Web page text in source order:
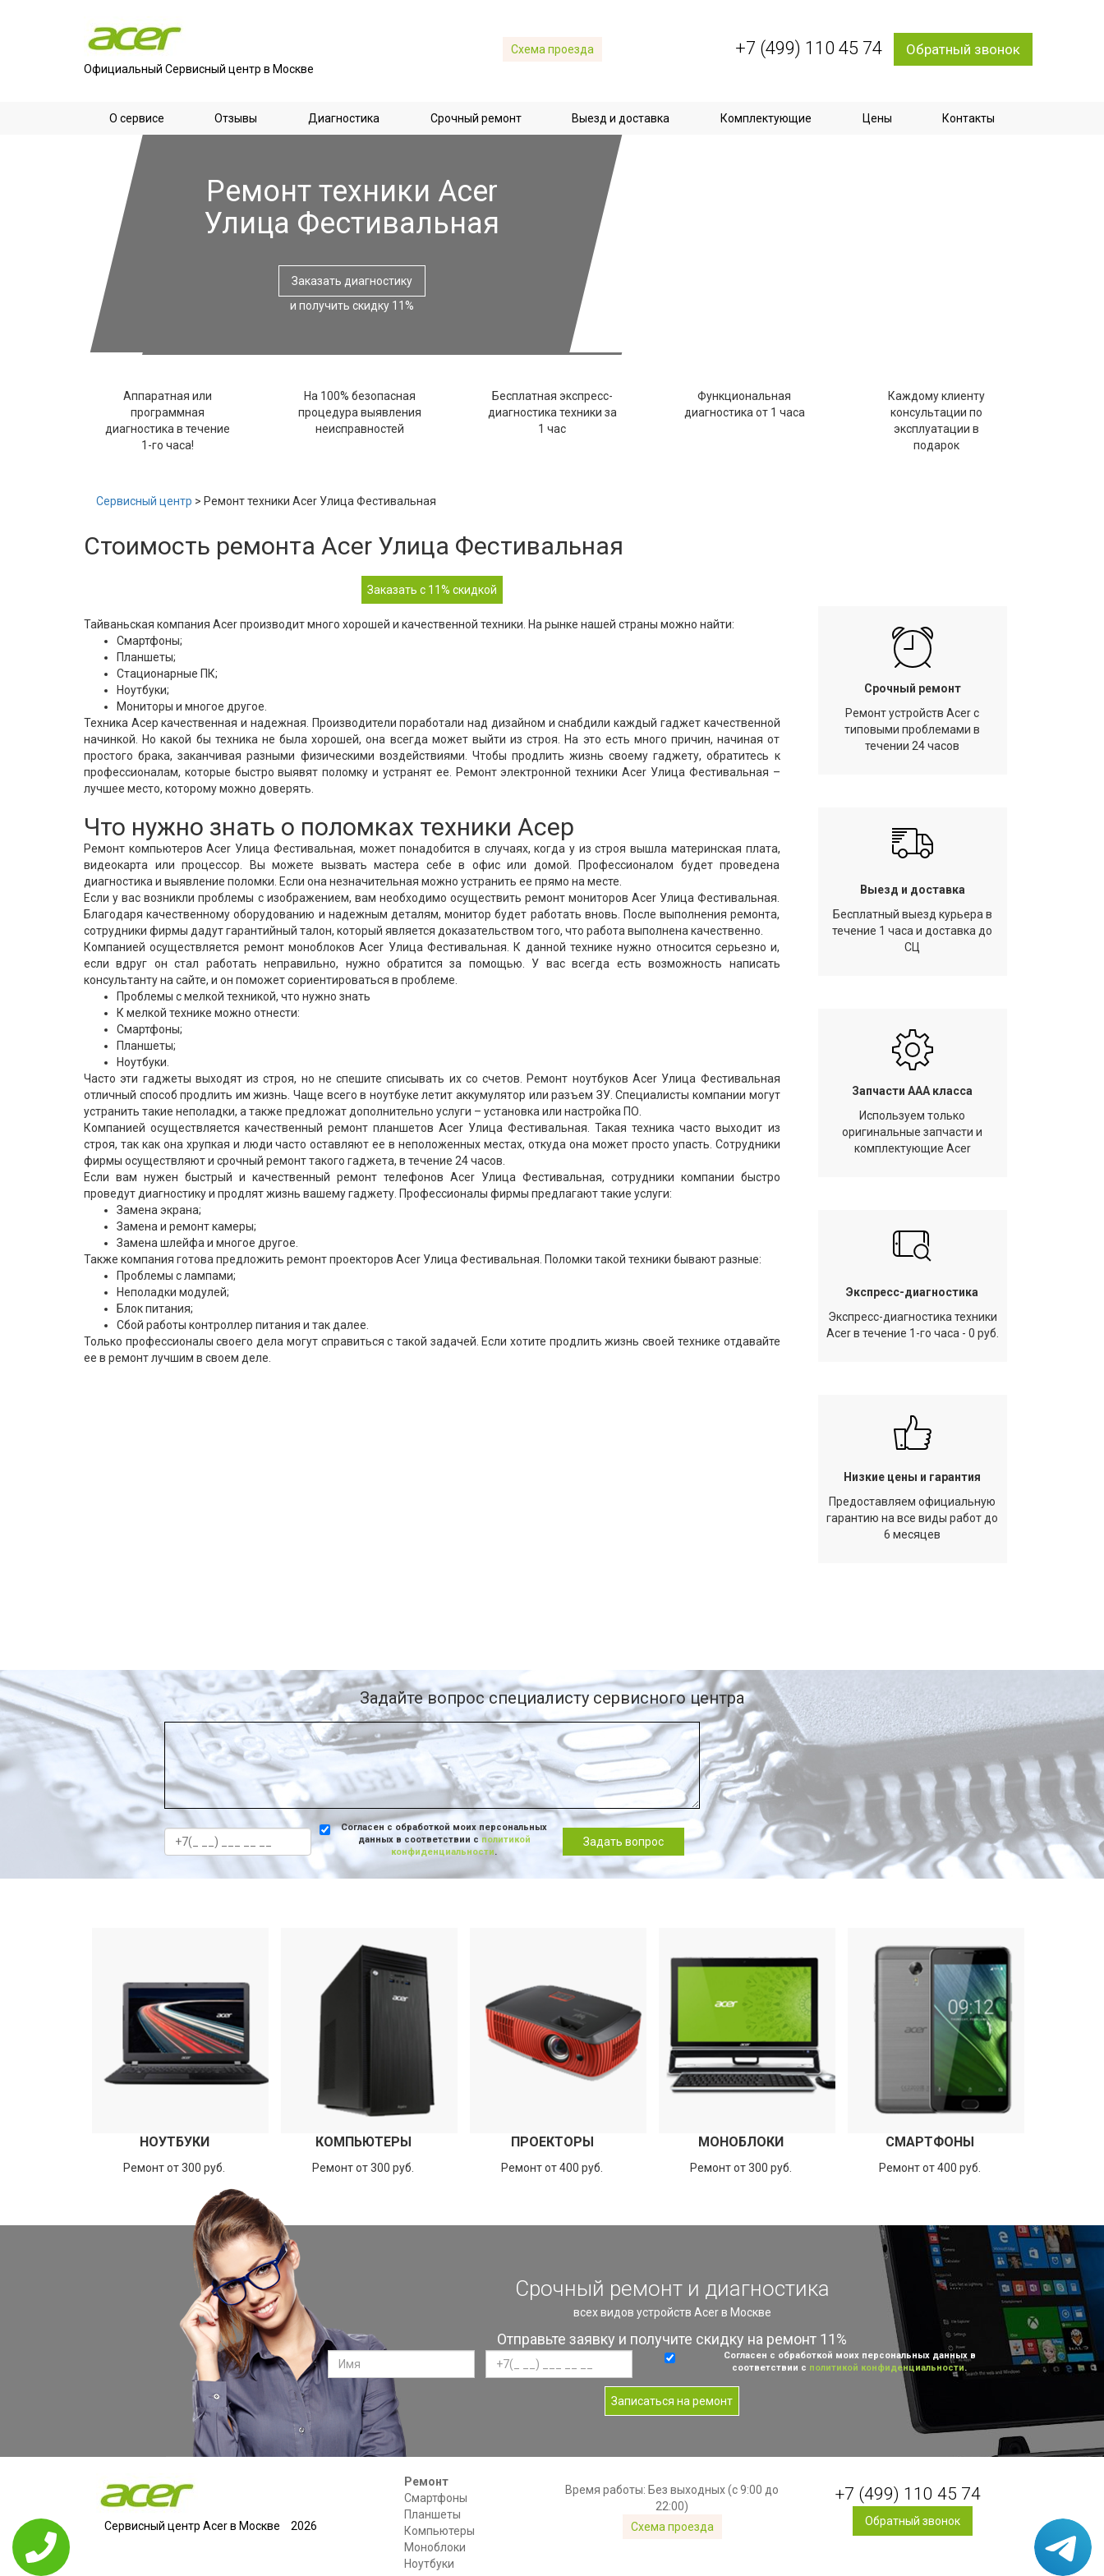
Официальный Сервисный центр в Москве
Схема проезда +7 (499) 110 45 74 Обратный звонок
О сервисе Отзывы Диагностика Срочный ремонт Выезд и доставка Комплектующие Цены Контакты
Ремонт техники Acer
Улица Фестивальная
Заказать диагностику
и получить скидку 11%
Аппаратная или
программная
диагностика в течение
1-го часа!
На 100% безопасная
процедура выявления
неисправностей
Бесплатная экспресс-
диагностика техники за
1 час
Функциональная
диагностика от 1 часа
Каждому клиенту
консультации по
эксплуатации в
подарок
Сервисный центр > Ремонт техники Acer Улица Фестивальная
Стоимость ремонта Acer Улица Фестивальная
Заказать с 11% скидкой
Тайваньская компания Acer производит много хорошей и качественной техники. На рынке нашей страны можно найти:
Смартфоны;
Планшеты;
Стационарные ПК;
Ноутбуки;
Мониторы и многое другое.
Техника Асер качественная и надежная. Производители поработали над дизайном и снабдили каждый гаджет качественной
начинкой. Но какой бы техника не была хорошей, она всегда может выйти из строя. На это есть много причин, начиная от
простого брака, заканчивая разными физическими воздействиями. Чтобы продлить жизнь своему гаджету, обратитесь к
профессионалам, которые быстро выявят поломку и устранят ее. Ремонт электронной техники Acer Улица Фестивальная –
лучшее место, которому можно доверять.
Что нужно знать о поломках техники Асер
Ремонт компьютеров Acer Улица Фестивальная, может понадобится в случаях, когда у из строя вышла материнская плата,
видеокарта или процессор. Вы можете вызвать мастера себе в офис или домой. Профессионалом будет проведена
диагностика и выявление поломки. Если она незначительная можно устранить ее прямо на месте.
Если у вас возникли проблемы с изображением, вам необходимо осуществить ремонт мониторов Acer Улица Фестивальная.
Благодаря качественному оборудованию и надежным деталям, монитор будет работать вновь. После выполнения ремонта,
сотрудники фирмы дадут гарантийный талон, который является доказательством того, что работа выполнена качественно.
Компанией осуществляется ремонт моноблоков Acer Улица Фестивальная. К данной технике нужно относится серьезно и,
если вдруг он стал работать неправильно, нужно обратится за помощью. У вас всегда есть возможность написать
консультанту на сайте, и он поможет сориентироваться в проблеме.
Проблемы с мелкой техникой, что нужно знать
К мелкой технике можно отнести:
Смартфоны;
Планшеты;
Ноутбуки.
Часто эти гаджеты выходят из строя, но не спешите списывать их со счетов. Ремонт ноутбуков Acer Улица Фестивальная
отличный способ продлить им жизнь. Чаще всего в ноутбуке летит аккумулятор или разъем ЗУ. Специалисты компании могут
устранить такие неполадки, а также предложат дополнительно услуги – установка или настройка ПО.
Компанией осуществляется качественный ремонт планшетов Acer Улица Фестивальная. Такая техника часто выходит из
строя, так как она хрупкая и люди часто оставляют ее в неположенных местах, откуда она может просто упасть. Сотрудники
фирмы осуществляют и срочный ремонт такого гаджета, в течение 24 часов.
Если вам нужен быстрый и качественный ремонт телефонов Acer Улица Фестивальная, сотрудники компании быстро
проведут диагностику и продлят жизнь вашему гаджету. Профессионалы фирмы предлагают такие услуги:
Замена экрана;
Замена и ремонт камеры;
Замена шлейфа и многое другое.
Также компания готова предложить ремонт проекторов Acer Улица Фестивальная. Поломки такой техники бывают разные:
Проблемы с лампами;
Неполадки модулей;
Блок питания;
Сбой работы контроллер питания и так далее.
Только профессионалы своего дела могут справиться с такой задачей. Если хотите продлить жизнь своей технике отдавайте
ее в ремонт лучшим в своем деле.
Срочный ремонт
Ремонт устройств Acer с
типовыми проблемами в
течении 24 часов
Выезд и доставка
Бесплатный выезд курьера в
течение 1 часа и доставка до
СЦ
Запчасти AAA класса
Используем только
оригинальные запчасти и
комплектующие Acer
Экспресс-диагностика
Экспресс-диагностика техники
Acer в течение 1-го часа - 0 руб.
Низкие цены и гарантия
Предоставляем официальную
гарантию на все виды работ до
6 месяцев
Задайте вопрос специалисту сервисного центра
Согласен с обработкой моих персональных
данных в соответствии сполитикой
конфиденциальности.
Задать вопрос
НОУТБУКИ
Ремонт от 300 руб.
КОМПЬЮТЕРЫ
Ремонт от 300 руб.
ПРОЕКТОРЫ
Ремонт от 400 руб.
МОНОБЛОКИ
Ремонт от 300 руб.
СМАРТФОНЫ
Ремонт от 400 руб.
Срочный ремонт и диагностика
всех видов устройств Acer в Москве
Отправьте заявку и получите скидку на ремонт 11%
Согласен с обработкой моих персональных данных в
соответствии с политикой конфиденциальности.
Записаться на ремонт
Сервисный центр Acer в Москве 2026
Ремонт
Смартфоны
Планшеты
Компьютеры
Моноблоки
Ноутбуки
Время работы: Без выходных (с 9:00 до
22:00)
Схема проезда
+7 (499) 110 45 74
Обратный звонок